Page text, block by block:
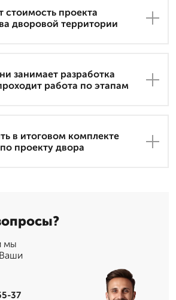
стоимость проекта
дворовой территории
занимает разработка
работа по этапам
в итоговом комплекте
проекту двора
мы
37